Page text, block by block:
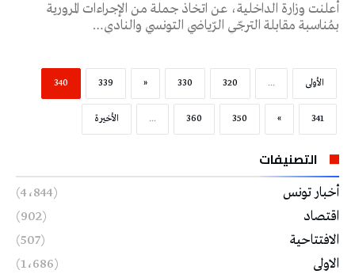
أعلنت وزارة الداخلية، عن اتخاذ جملة من الإجراءات المرورية
بمُناسبة مقابلة الترجّي الرّياضي التونسي والنادي…
‫الأولى‬ ...
320
330
«
339
340
341
»
350
360
... ‫الأخيرة‬
التصنيفات
أخبار تونس
(4٬844)
اقتصاد
(902)
الافتتاحية
(507)
الاولى
(1٬686)